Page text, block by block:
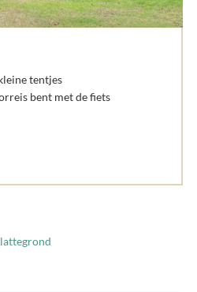
tentjes
bent met de fiets